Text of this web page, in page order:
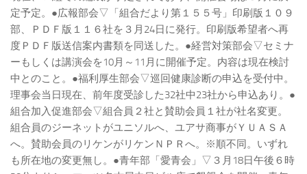
定予定。●広報部会▽「組合だより第１５５号」印刷版１０９
部、ＰＤＦ版１１６社を３月24日に発行。印刷版希望者へ再
度ＰＤＦ版送信案内書類を同送した。●経営対策部会▽セミナ
ーもしくは講演会を10月～11月に開催予定。内容は現在検討
中とのこと。●福利厚生部会▽巡回健康診断の申込を受付中。
理事会当日現在、前年度受診した32社中23社から申込あり。●
組合加入促進部会▽組合員２社と賛助会員１社が社名変更。
組合員のジーネットがユニソルへ、ユアサ商事がＹＵＡＳＡ
へ。賛助会員のリケンがリケンＮＰＲへ。※順不同。いずれ
も所在地の変更無し。●青年部「愛青会」▽３月18日午後６時